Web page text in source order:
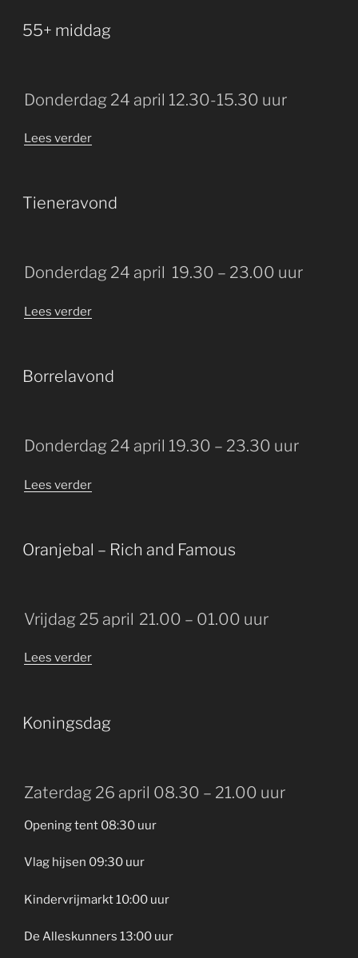
GEPLAATST
OP
55+ middag
Donderdag 24 april 12.30-15.30 uur
Lees verder“55+
GEPLAATST
OP
Tieneravond
Donderdag 24 april 19.30 – 23.00 uur
Lees verder“Tieneravond”
GEPLAATST
OP
Borrelavond
Donderdag 24 april 19.30 – 23.30 uur
Lees verder“Borrelavond”
GEPLAATST
OP
Oranjebal – Rich and Famous
Vrijdag 25 april 21.00 – 01.00 uur
Lees verder“Oranjebal
and
Famous”
GEPLAATST
OP
Koningsdag
Zaterdag 26 april 08.30 – 21.00 uur
Opening tent 08:30 uur
Vlag hijsen 09:30 uur
Kindervrijmarkt 10:00 uur
De Alleskunners 13:00 uur